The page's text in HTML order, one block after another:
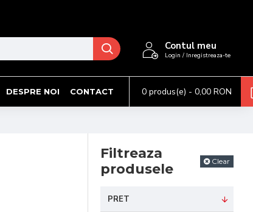
Contul meu
Login / Inregistreaza-te
DESPRE NOI CONTACT 0 produs(e) - 0,00 RON
Filtreaza
produsele
Clear
PRET